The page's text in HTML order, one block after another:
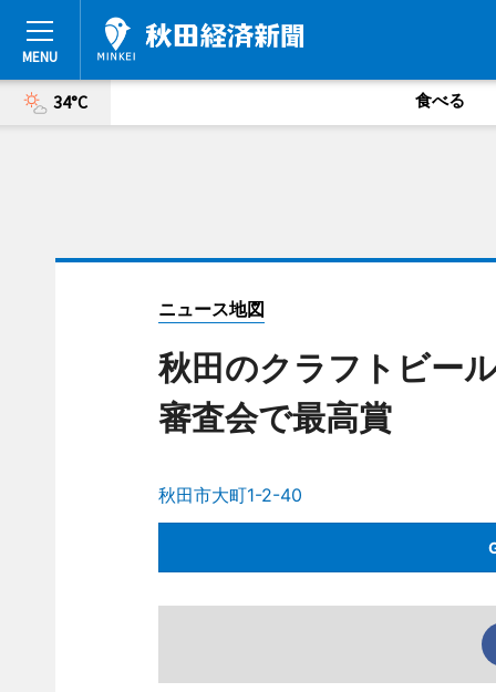
34°C 食べる
ニュース地図
秋田のクラフトビー
審査会で最高賞
秋田市大町1-2-40